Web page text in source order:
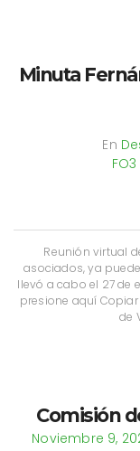
Minuta
En
Reunión virtual
asociados, ya
llevó a cabo el 27 de
presione aquí
de
Comisión
Noviembre 9,